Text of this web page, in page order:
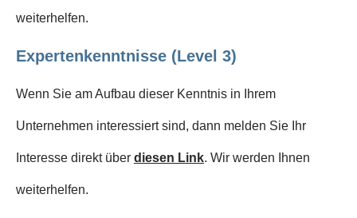
weiterhelfen.
Expertenkenntnisse (Level 3)
Wenn Sie am Aufbau dieser Kenntnis in Ihrem
Unternehmen interessiert sind, dann melden Sie Ihr
Interesse direkt über diesen Link. Wir werden Ihnen
weiterhelfen.